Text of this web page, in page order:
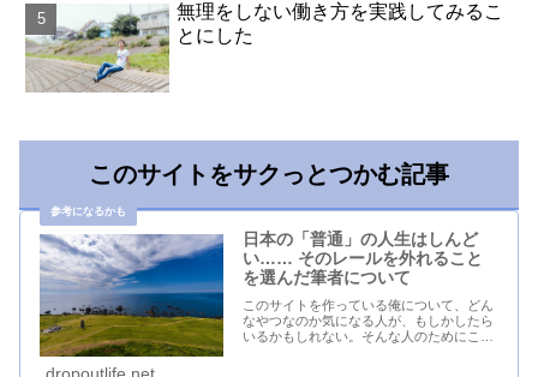
無理をしない働き方を実践してみるこ
とにした
このサイトをサクっとつかむ記事
日本の「普通」の人生はしんど
い…… そのレールを外れること
を選んだ筆者について
このサイトを作っている俺について、どん
なやつなのか気になる人が、もしかしたら
いるかもしれない。そんな人のためにこの